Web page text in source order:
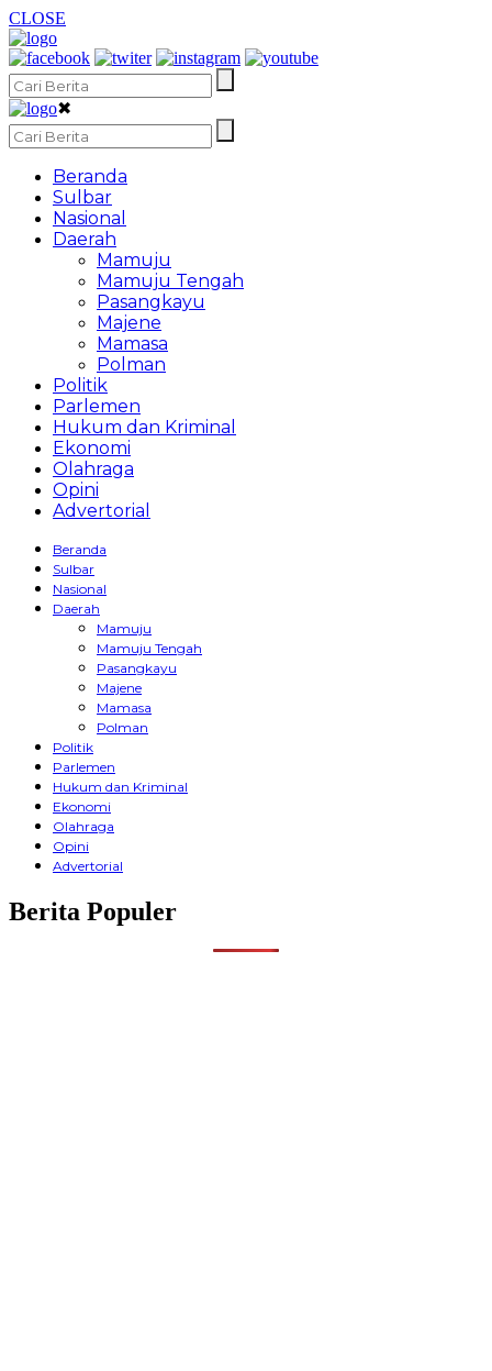
CLOSE
✖
Beranda
Sulbar
Nasional
Daerah
Mamuju
Mamuju Tengah
Pasangkayu
Majene
Mamasa
Polman
Politik
Parlemen
Hukum dan Kriminal
Ekonomi
Olahraga
Opini
Advertorial
Beranda
Sulbar
Nasional
Daerah
Mamuju
Mamuju Tengah
Pasangkayu
Majene
Mamasa
Polman
Politik
Parlemen
Hukum dan Kriminal
Ekonomi
Olahraga
Opini
Advertorial
Berita Populer